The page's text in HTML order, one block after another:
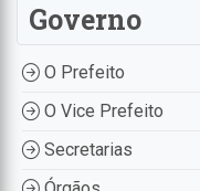
Governo
O Prefeito
O Vice Prefeito
Secretarias